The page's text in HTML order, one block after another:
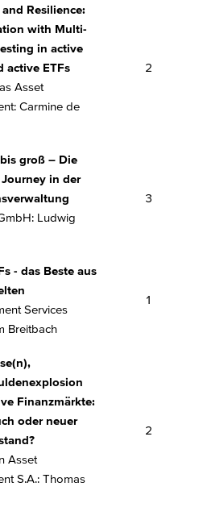
Resilience:
with Multi-
in active
active ETFs
Asset
Carmine de
2
groß – Die
in der
Ludwig
3
- das Beste aus
Services
Breitbach
1
Finanzmärkte:
oder neuer
Asset
S.A.: Thomas
2